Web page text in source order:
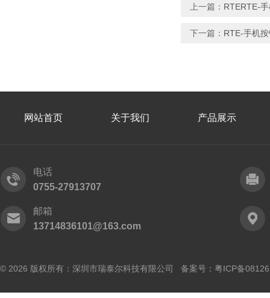
上一篇： RTERTE-
下一篇： RTE-手机
网站首页 关于我们 产品展示
电话
0755-27913707
邮箱
13714836101@163.com
© 2026 版权所有：深圳市瑞泰尔科技有限公司 备案号： 粤ICP备